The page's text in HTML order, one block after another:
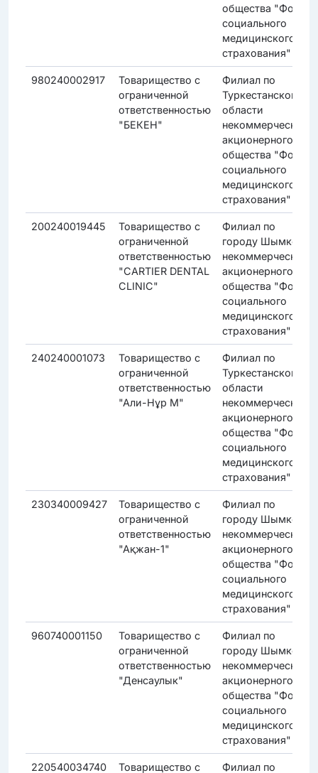
общества "Фонд
социального
медицинского
страхования"
980240002917
Товарищество с
ограниченной
ответственностью
"БЕКЕН"
Филиал по
Туркестанской
области
некоммерческого
акционерного
общества "Фонд
социального
медицинского
страхования"
200240019445
Товарищество с
ограниченной
ответственностью
"CARTIER DENTAL
CLINIC"
Филиал по
городу Шымкент
некоммерческого
акционерного
общества "Фонд
социального
медицинского
страхования"
240240001073
Товарищество с
ограниченной
ответственностью
"Али-Нұр М"
Филиал по
Туркестанской
области
некоммерческого
акционерного
общества "Фонд
социального
медицинского
страхования"
230340009427
Товарищество с
ограниченной
ответственностью
"Ақжан-1"
Филиал по
городу Шымкент
некоммерческого
акционерного
общества "Фонд
социального
медицинского
страхования"
960740001150
Товарищество с
ограниченной
ответственностью
"Денсаулык"
Филиал по
городу Шымкент
некоммерческого
акционерного
общества "Фонд
социального
медицинского
страхования"
220540034740 Товарищество с Филиал по